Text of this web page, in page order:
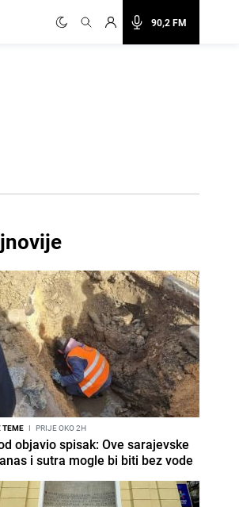
90,2 FM
TEME I PRIJE OKO 2H
objavio spisak: Ove sarajevske
i sutra mogle bi biti bez vode